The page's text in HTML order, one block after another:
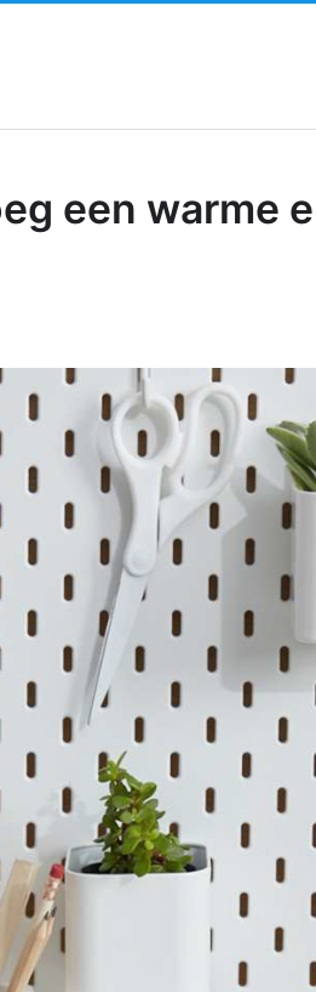
een warme